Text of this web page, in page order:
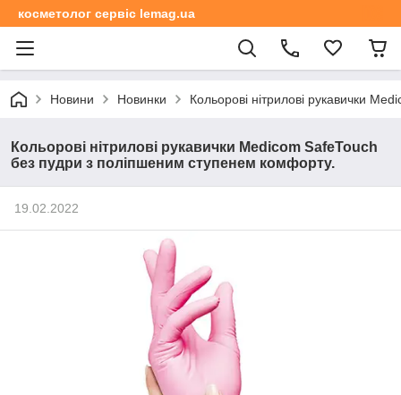
косметолог сервіс lemag.ua
Новини Новинки Кольорові нітрилові рукавички
Кольорові нітрилові рукавички Medicom SafeTouch
без пудри з поліпшеним ступенем комфорту.
19.02.2022